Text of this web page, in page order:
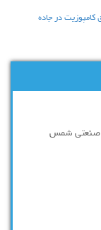
در جاده
صنعتی شمس